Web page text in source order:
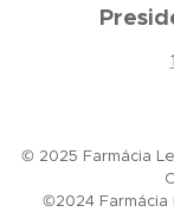
© 2025 Farmácia
©2024 Farmácia